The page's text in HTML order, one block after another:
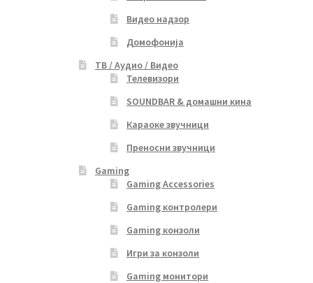
Видео надзор
Домофонија
ТВ / Аудио / Видео
Телевизори
SOUNDBAR & домашни кина
Караоке звучници
Преносни звучници
Gaming
Gaming Accessories
Gaming контролери
Gaming конзоли
Игри за конзоли
Gaming монитори